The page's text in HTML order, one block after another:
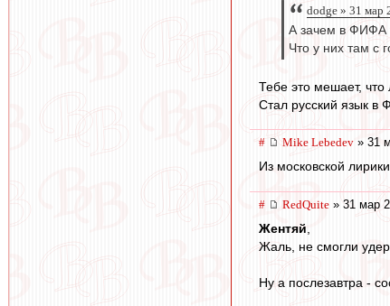
dodge » 31 мар
А зачем в ФИФА
Что у них там с
Тебе это мешает,
Стал русский язык в
# Mike Lebedev » 31
Из московской
# RedQuite » 31 мар
Жентяй
Жаль, не смогли
Ну а послезавтра -